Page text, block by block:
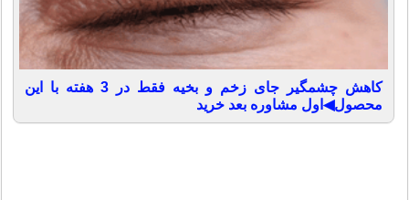
کاهش چشمگیر جای زخم و بخیه فقط در 3 هفته با این
محصول◀اول مشاوره بعد خرید